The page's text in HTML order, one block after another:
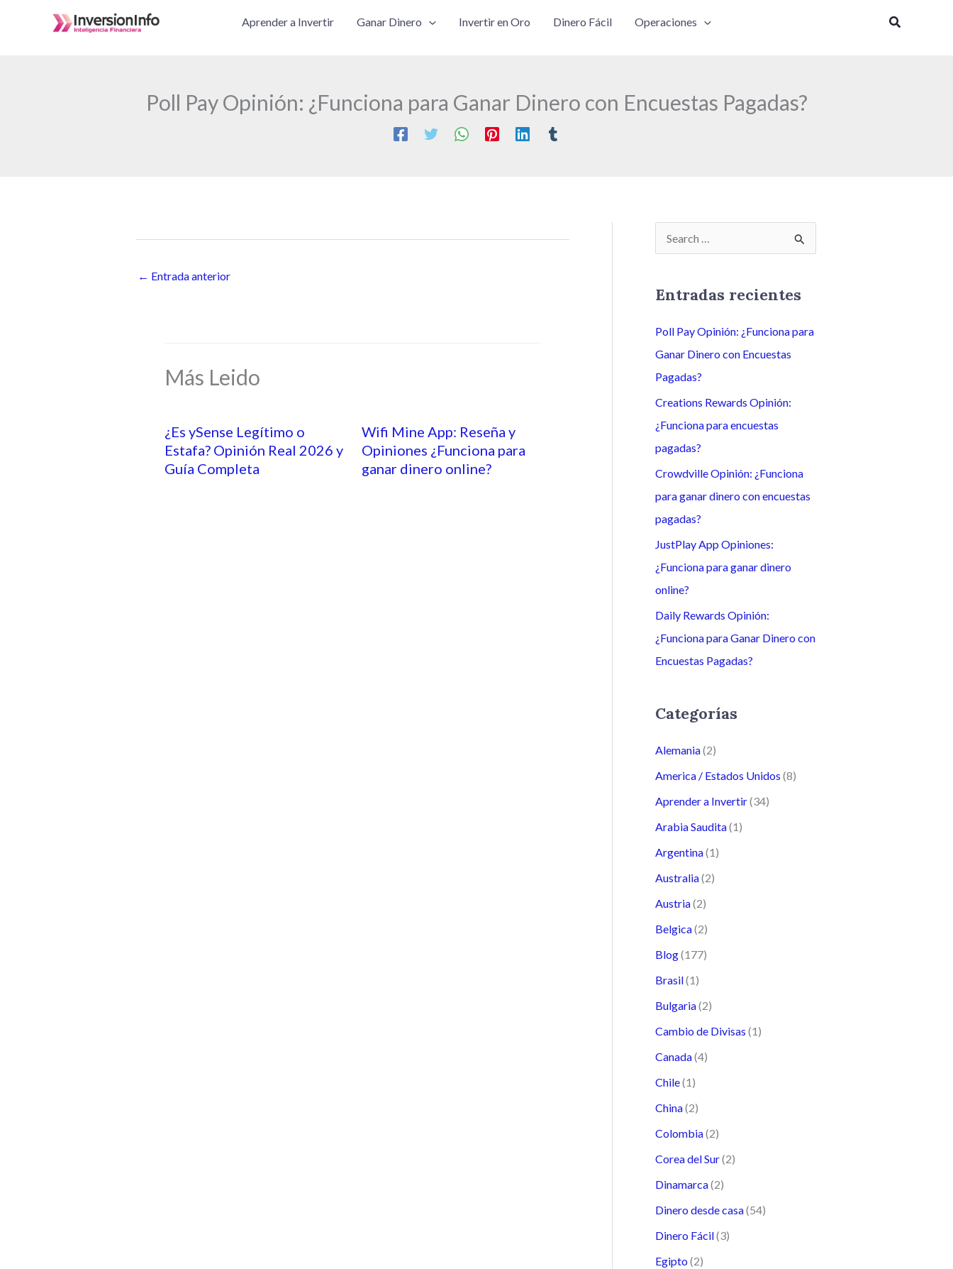
Aprender a Invertir Ganar Dinero Invertir en Oro Dinero Fácil Operaciones Buscar
Poll Pay Opinión: ¿Funciona para Ganar Dinero con Encuestas Pagadas?
← Entrada anterior
Más Leido
¿Es ySense Legítimo o
Estafa? Opinión Real 2026 y
Guía Completa
Wifi Mine App: Reseña y
Opiniones ¿Funciona para
ganar dinero online?
s
a
r
p
o
r
:
Entradas recientes
Poll Pay Opinión: ¿Funciona para
Ganar Dinero con Encuestas
Pagadas?
Creations Rewards Opinión:
¿Funciona para encuestas
pagadas?
Crowdville Opinión: ¿Funciona
para ganar dinero con encuestas
pagadas?
JustPlay App Opiniones:
¿Funciona para ganar dinero
online?
Daily Rewards Opinión:
¿Funciona para Ganar Dinero con
Encuestas Pagadas?
Categorías
Alemania(2)
America / Estados Unidos (8)
Aprender a Invertir(34)
Arabia Saudita(1)
Argentina(1)
Australia(2)
Austria(2)
Belgica(2)
Blog(177)
Brasil(1)
Bulgaria(2)
Cambio de Divisas (1)
Canada(4)
Chile(1)
China(2)
Colombia(2)
Corea del Sur(2)
Dinamarca(2)
Dinero desde casa(54)
Dinero Fácil(3)
Egipto (2)